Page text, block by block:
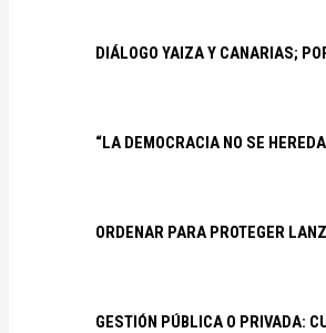
DIÁLOGO YAIZA Y CANARIAS;
“LA DEMOCRACIA NO SE
ORDENAR PARA PROTEGER
GESTIÓN PÚBLICA O PRIVADA: